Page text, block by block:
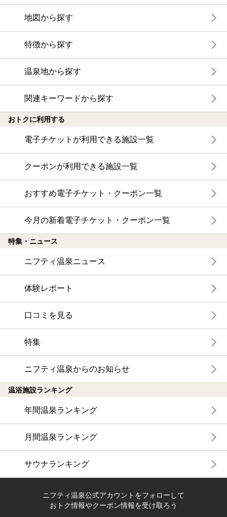
地図から探す
特徴から探す
温泉地から探す
関連キーワードから探す
おトクに利用する
電子チケットが利用できる施設一覧
クーポンが利用できる施設一覧
おすすめ電子チケット・クーポン一覧
今月の新着電子チケット・クーポン一覧
特集・ニュース
ニフティ温泉ニュース
体験レポート
口コミを見る
特集
ニフティ温泉からのお知らせ
温浴施設ランキング
年間温泉ランキング
月間温泉ランキング
サウナランキング
ニフティ温泉公式アカウントをフォローして
おトク情報やクーポン情報を受け取ろう